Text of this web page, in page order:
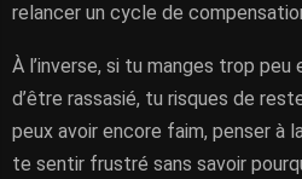
relancer un cycle de
À l’inverse, si tu manges trop
d’être rassasié, tu risques de
peux avoir encore faim, penser à
te sentir frustré sans savoir